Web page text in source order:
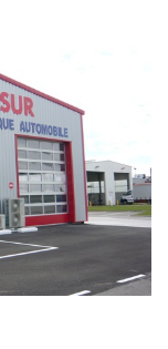
Gaz*
mobylette, 3